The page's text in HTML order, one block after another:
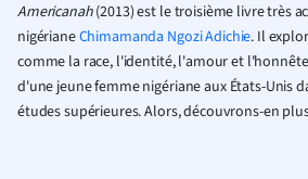
Americanah(2013) est le troisième livre très
nigérianeChimamanda Ngozi Adichie. Il
comme la race, l'identité, l'amour et
d'une jeune femme nigériane aux États-Unis
études supérieures. Alors, découvrons-en